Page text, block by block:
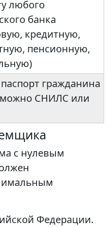
любого
банка
кредитную,
пенсионную,
гражданина
СНИЛС или
с нулевым
Федерации.